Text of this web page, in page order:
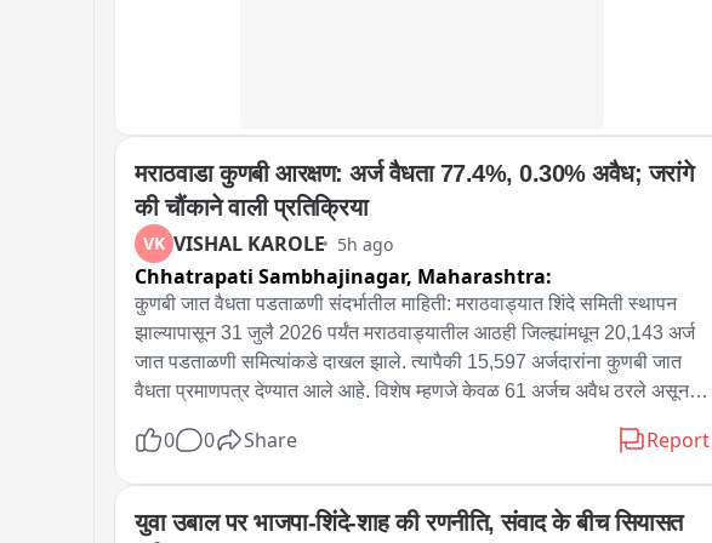
मराठवाडा कुणबी आरक्षण: अर्ज वैधता 77.4%, 0.30% अवैध; जरांगे
की चौंकाने वाली प्रतिक्रिया
VK VISHAL KAROLE 5h ago
Chhatrapati Sambhajinagar, Maharashtra:
कुणबी जात वैधता पडताळणी संदर्भातील माहिती: मराठवाड्यात शिंदे समिती स्थापन
झाल्यापासून 31 जुलै 2026 पर्यंत मराठवाड्यातील आठही जिल्ह्यांमधून 20,143 अर्ज
जात पडताळणी समित्यांकडे दाखल झाले. त्यापैकी 15,597 अर्जदारांना कुणबी जात
वैधता प्रमाणपत्र देण्यात आले आहे. विशेष म्हणजे केवळ 61 अर्जच अवैध ठरले असून
सर्वाधिक अर्ज आणि सर्वाधिक वैधता प्रमाणपत्रे बीड जिल्ह्यात देण्यात आली आहेत.
अधिक अर्ज वैध ठरले आहेत. अवैध अर्जांचे प्रमाण केवळ 0.30 टक्के असल्याने
फेटाळणी अत्यंत कमी आहे. मात्र यावरून आरोप प्रत्यारोप सुरू झाले आणि त्या
0 0 Share Report
युवा उबाल पर भाजपा-शिंदे-शाह की रणनीति, संवाद के बीच सियासत